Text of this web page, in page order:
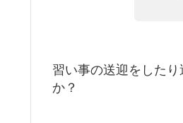
習い事の送迎をした
か？